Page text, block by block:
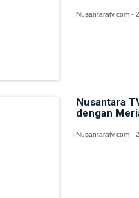
Nusantaratv.com -
Nusantara
dengan
Nusantaratv.com -